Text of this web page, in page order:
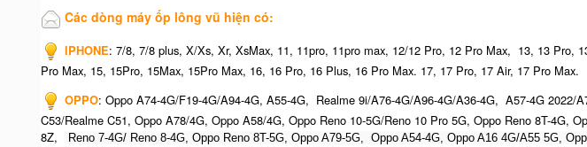
Các dòng máy ốp lông vũ hiện có:
IPHONE: 7/8, 7/8 plus, X/Xs, Xr, XsMax, 11, 11pro, 11pro max, 12/12 Pro, 12 Pro Max, 13, 13 Pro,
Pro Max, 15, 15Pro, 15Max, 15Pro Max, 16, 16 Pro, 16 Plus, 16 Pro Max. 17, 17 Pro, 17 Air, 17 Pro Max.
OPPO: Oppo A74-4G/F19-4G/A94-4G, A55-4G, Realme 9i/A76-4G/A96-4G/A36-4G, A57-4G 2022/
C53/Realme C51, Oppo A78/4G, Oppo A58/4G, Oppo Reno 10-5G/Reno 10 Pro 5G, Oppo Reno 8T-4G,
8Z,
Reno 7-4G/ Reno 8-4G, Oppo Reno 8T-5G, Oppo A79-5G, Oppo A54-4G, Oppo A16 4G/A55 5G,